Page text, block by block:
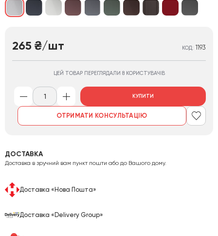
265 ₴/шт КОД: 1193
ЦЕЙ ТОВАР ПЕРЕГЛЯДАЛИ 8 КОРИСТУВАЧІВ
КУПИТИ
ОТРИМАТИ КОНСУЛЬТАЦІЮ
ДОСТАВКА
Доставка в зручний вам пункт пошти або до Вашого дому.
Доставка «Нова Пошта»
Доставка «Delivery Group»